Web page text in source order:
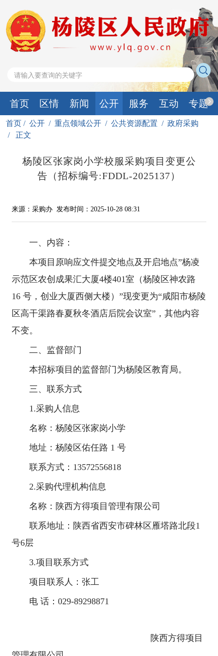
首页 区情 新闻 公开 服务 互动 专题
首页 / 公开 / 重点领域公开 / 公共资源配置 / 政府采购
/
正文
杨陵区张家岗小学校服采购项目变更公
告（招标编号:FDDL-2025137）
来源：采购办 发布时间：2025-10-28 08:31
一、内容：
本项目原响应文件提交地点及开启地点”杨凌
示范区农创成果汇大厦4楼401室（杨陵区神农路
16 号，创业大厦西侧大楼）”现变更为“咸阳市杨陵
区高干渠路春夏秋冬酒店后院会议室”，其他内容
不变。
二、监督部门
本招标项目的监督部门为杨陵区教育局。
三、联系方式
1.采购人信息
名称：杨陵区张家岗小学
地址：杨陵区佑任路 1 号
联系方式：13572556818
2.采购代理机构信息
名称：陕西方得项目管理有限公司
联系地址：陕西省西安市碑林区雁塔路北段1
号6层
3.项目联系方式
项目联系人：张工
电 话：029-89298871
陕西方得项目